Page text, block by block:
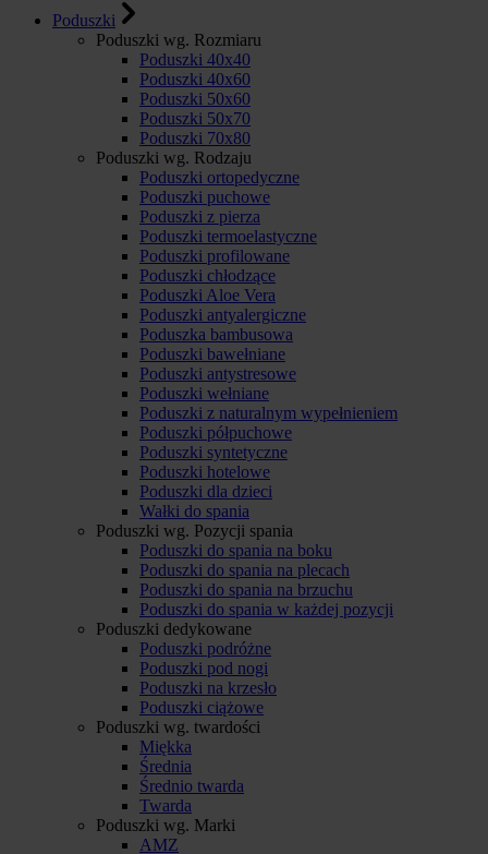
Poduszki
Poduszki wg. Rozmiaru
Poduszki 40x40
Poduszki 40x60
Poduszki 50x60
Poduszki 50x70
Poduszki 70x80
Poduszki wg. Rodzaju
Poduszki ortopedyczne
Poduszki puchowe
Poduszki z pierza
Poduszki termoelastyczne
Poduszki profilowane
Poduszki chłodzące
Poduszki Aloe Vera
Poduszki antyalergiczne
Poduszka bambusowa
Poduszki bawełniane
Poduszki antystresowe
Poduszki wełniane
Poduszki z naturalnym wypełnieniem
Poduszki półpuchowe
Poduszki syntetyczne
Poduszki hotelowe
Poduszki dla dzieci
Wałki do spania
Poduszki wg. Pozycji spania
Poduszki do spania na boku
Poduszki do spania na plecach
Poduszki do spania na brzuchu
Poduszki do spania w każdej pozycji
Poduszki dedykowane
Poduszki podróżne
Poduszki pod nogi
Poduszki na krzesło
Poduszki ciążowe
Poduszki wg. twardości
Miękka
Średnia
Średnio twarda
Twarda
Poduszki wg. Marki
AMZ